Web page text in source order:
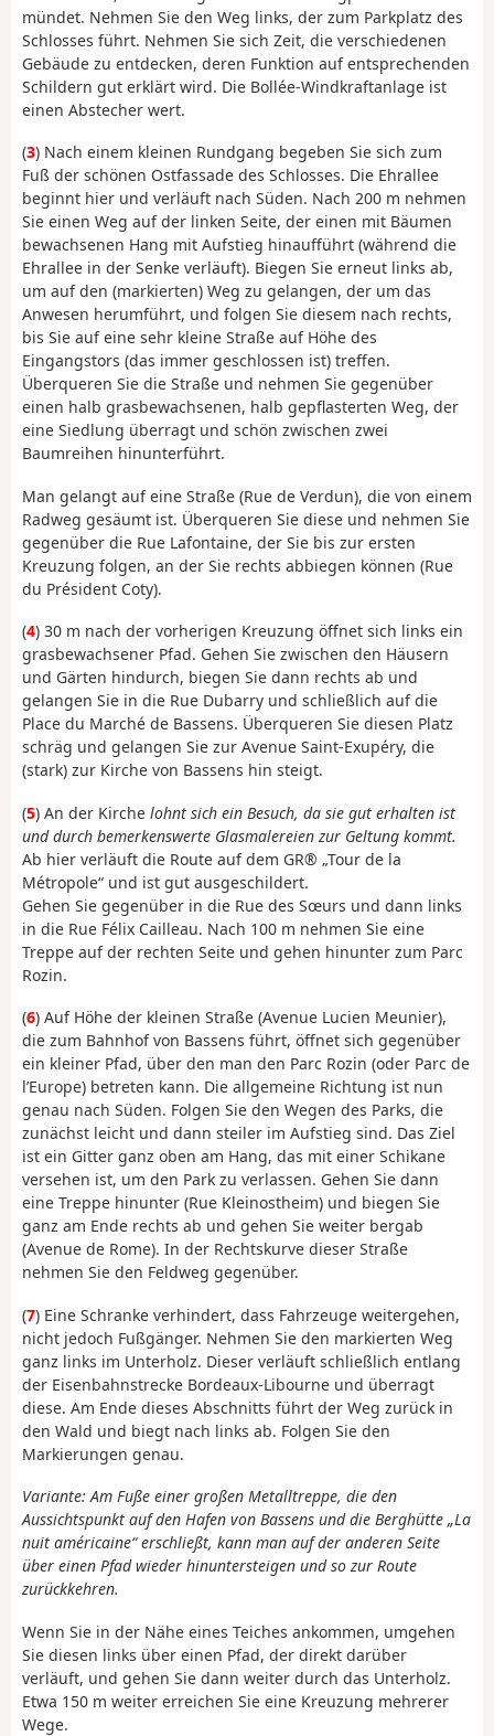
mündet. Nehmen Sie den Weg links, der zum Parkplatz des
Schlosses führt. Nehmen Sie sich Zeit, die verschiedenen
Gebäude zu entdecken, deren Funktion auf entsprechenden
Schildern gut erklärt wird. Die Bollée-Windkraftanlage ist
einen Abstecher wert.
(3) Nach einem kleinen Rundgang begeben Sie sich zum
Fuß der schönen Ostfassade des Schlosses. Die Ehrallee
beginnt hier und verläuft nach Süden. Nach 200 m nehmen
Sie einen Weg auf der linken Seite, der einen mit Bäumen
bewachsenen Hang mit Aufstieg hinaufführt (während die
Ehrallee in der Senke verläuft). Biegen Sie erneut links ab,
um auf den (markierten) Weg zu gelangen, der um das
Anwesen herumführt, und folgen Sie diesem nach rechts,
bis Sie auf eine sehr kleine Straße auf Höhe des
Eingangstors (das immer geschlossen ist) treffen.
Überqueren Sie die Straße und nehmen Sie gegenüber
einen halb grasbewachsenen, halb gepflasterten Weg, der
eine Siedlung überragt und schön zwischen zwei
Baumreihen hinunterführt.
Man gelangt auf eine Straße (Rue de Verdun), die von einem
Radweg gesäumt ist. Überqueren Sie diese und nehmen Sie
gegenüber die Rue Lafontaine, der Sie bis zur ersten
Kreuzung folgen, an der Sie rechts abbiegen können (Rue
du Président Coty).
(4) 30 m nach der vorherigen Kreuzung öffnet sich links ein
grasbewachsener Pfad. Gehen Sie zwischen den Häusern
und Gärten hindurch, biegen Sie dann rechts ab und
gelangen Sie in die Rue Dubarry und schließlich auf die
Place du Marché de Bassens. Überqueren Sie diesen Platz
schräg und gelangen Sie zur Avenue Saint-Exupéry, die
(stark) zur Kirche von Bassens hin steigt.
(5) An der Kirche lohnt sich ein Besuch, da sie gut erhalten ist
und durch bemerkenswerte Glasmalereien zur Geltung kommt.
Ab hier verläuft die Route auf dem GR® „Tour de la
Métropole“ und ist gut ausgeschildert.
Gehen Sie gegenüber in die Rue des Sœurs und dann links
in die Rue Félix Cailleau. Nach 100 m nehmen Sie eine
Treppe auf der rechten Seite und gehen hinunter zum Parc
Rozin.
(6) Auf Höhe der kleinen Straße (Avenue Lucien Meunier),
die zum Bahnhof von Bassens führt, öffnet sich gegenüber
ein kleiner Pfad, über den man den Parc Rozin (oder Parc de
l’Europe) betreten kann. Die allgemeine Richtung ist nun
genau nach Süden. Folgen Sie den Wegen des Parks, die
zunächst leicht und dann steiler im Aufstieg sind. Das Ziel
ist ein Gitter ganz oben am Hang, das mit einer Schikane
versehen ist, um den Park zu verlassen. Gehen Sie dann
eine Treppe hinunter (Rue Kleinostheim) und biegen Sie
ganz am Ende rechts ab und gehen Sie weiter bergab
(Avenue de Rome). In der Rechtskurve dieser Straße
nehmen Sie den Feldweg gegenüber.
(7) Eine Schranke verhindert, dass Fahrzeuge weitergehen,
nicht jedoch Fußgänger. Nehmen Sie den markierten Weg
ganz links im Unterholz. Dieser verläuft schließlich entlang
der Eisenbahnstrecke Bordeaux-Libourne und überragt
diese. Am Ende dieses Abschnitts führt der Weg zurück in
den Wald und biegt nach links ab. Folgen Sie den
Markierungen genau.
Variante: Am Fuße einer großen Metalltreppe, die den
Aussichtspunkt auf den Hafen von Bassens und die Berghütte „La
nuit américaine“ erschließt, kann man auf der anderen Seite
über einen Pfad wieder hinuntersteigen und so zur Route
zurückkehren.
Wenn Sie in der Nähe eines Teiches ankommen, umgehen
Sie diesen links über einen Pfad, der direkt darüber
verläuft, und gehen Sie dann weiter durch das Unterholz.
Etwa 150 m weiter erreichen Sie eine Kreuzung mehrerer
Wege.